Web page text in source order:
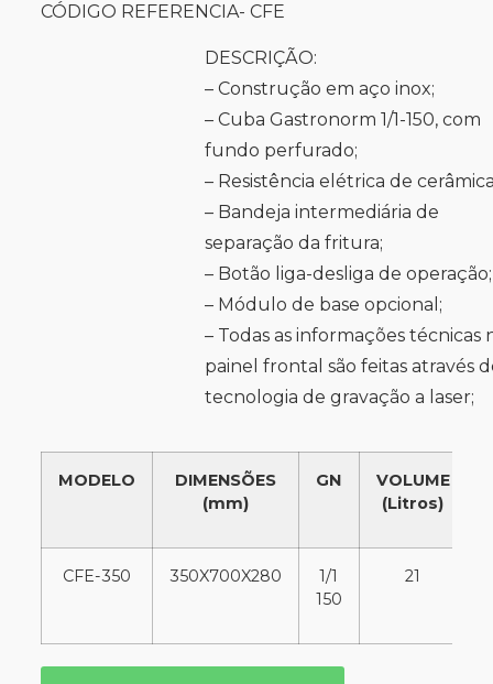
CÓDIGO REFERENCIA- CFE
DESCRIÇÃO:
– Construção em aço inox;
– Cuba Gastronorm 1/1-150, com
fundo perfurado;
– Resistência elétrica de
– Bandeja intermediária de
separação da fritura;
– Botão liga-desliga de operação;
– Módulo de base opcional;
– Todas as informações técnicas
painel frontal são feitas através
tecnologia de gravação a laser;
MODELO
DIMENSÕES
(mm)
GN
VOLUME
(Litros)
CFE-350 350X700X280
1/1
150
21